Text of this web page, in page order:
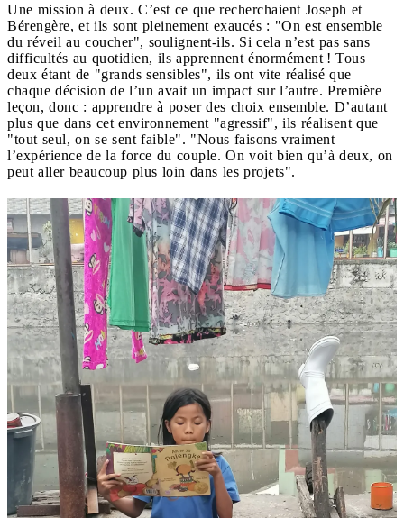
Une mission à deux. C’est ce que recherchaient Joseph et
Bérengère, et ils sont pleinement exaucés : "On est ensemble
du réveil au coucher", soulignent-ils. Si cela n’est pas sans
difficultés au quotidien, ils apprennent énormément ! Tous
deux étant de "grands sensibles", ils ont vite réalisé que
chaque décision de l’un avait un impact sur l’autre. Première
leçon, donc : apprendre à poser des choix ensemble. D’autant
plus que dans cet environnement "agressif", ils réalisent que
"tout seul, on se sent faible". "Nous faisons vraiment
l’expérience de la force du couple. On voit bien qu’à deux, on
peut aller beaucoup plus loin dans les projets".